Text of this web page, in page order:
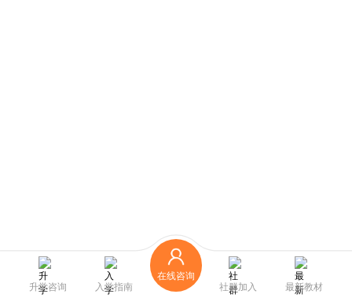
升学咨询 入学指南
在线咨询
社群加入
最新教材